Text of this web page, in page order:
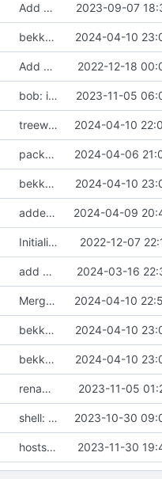
Add PVV logo to repository 2023-09-07
bekkalokk: set up pvv-nettsiden 2024-04-10
Add oysteikt to secrets 2022-12-18
bob: init 2023-11-05
treewide: nginx optimizations 2024-04-10
packages: add mediawiki-extensions.VisualEditor 2024-04-06
bekkalokk: set up pvv-nettsiden 2024-04-10
added terminfo for foot to adriangl 2024-04-09
Initialize flake 2022-12-07
add eirikwit to sops 2024-03-16
Merge pull request 'treewide: nginx optimizations' ( 2024-04-10
bekkalokk: set up pvv-nettsiden 2024-04-10
bekkalokk: set up pvv-nettsiden 2024-04-10
rename input: unstable -> nixpkgs-unstable 2023-11-05
shell: add openstack resources 2023-10-30
hosts/buskerud: init 2023-11-30